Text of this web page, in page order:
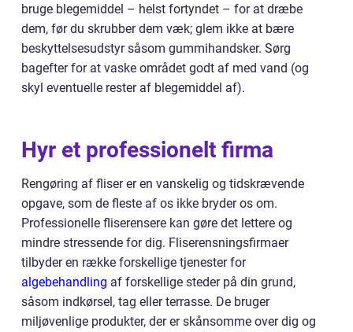
bruge blegemiddel – helst fortyndet – for at dræbe
dem, før du skrubber dem væk; glem ikke at bære
beskyttelsesudstyr såsom gummihandsker. Sørg
bagefter for at vaske området godt af med vand (og
skyl eventuelle rester af blegemiddel af).
Hyr et professionelt firma
Rengøring af fliser er en vanskelig og tidskrævende
opgave, som de fleste af os ikke bryder os om.
Professionelle fliserensere kan gøre det lettere og
mindre stressende for dig. Fliserensningsfirmaer
tilbyder en række forskellige tjenester for
algebehandling af forskellige steder på din grund,
såsom indkørsel, tag eller terrasse. De bruger
miljøvenlige produkter, der er skånsomme over dig og